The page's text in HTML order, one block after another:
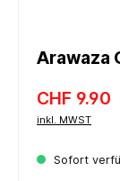
Arawaza
CHF 9.90
inkl. MWST
Sofort